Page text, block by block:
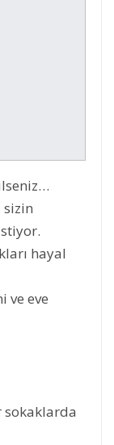
hayal
ve eve
sokaklarda